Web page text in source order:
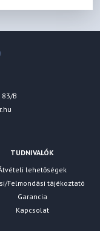
B
TUDNIVALÓK
lehetőségek
Felmondási tájékoztató
Garancia
Kapcsolat